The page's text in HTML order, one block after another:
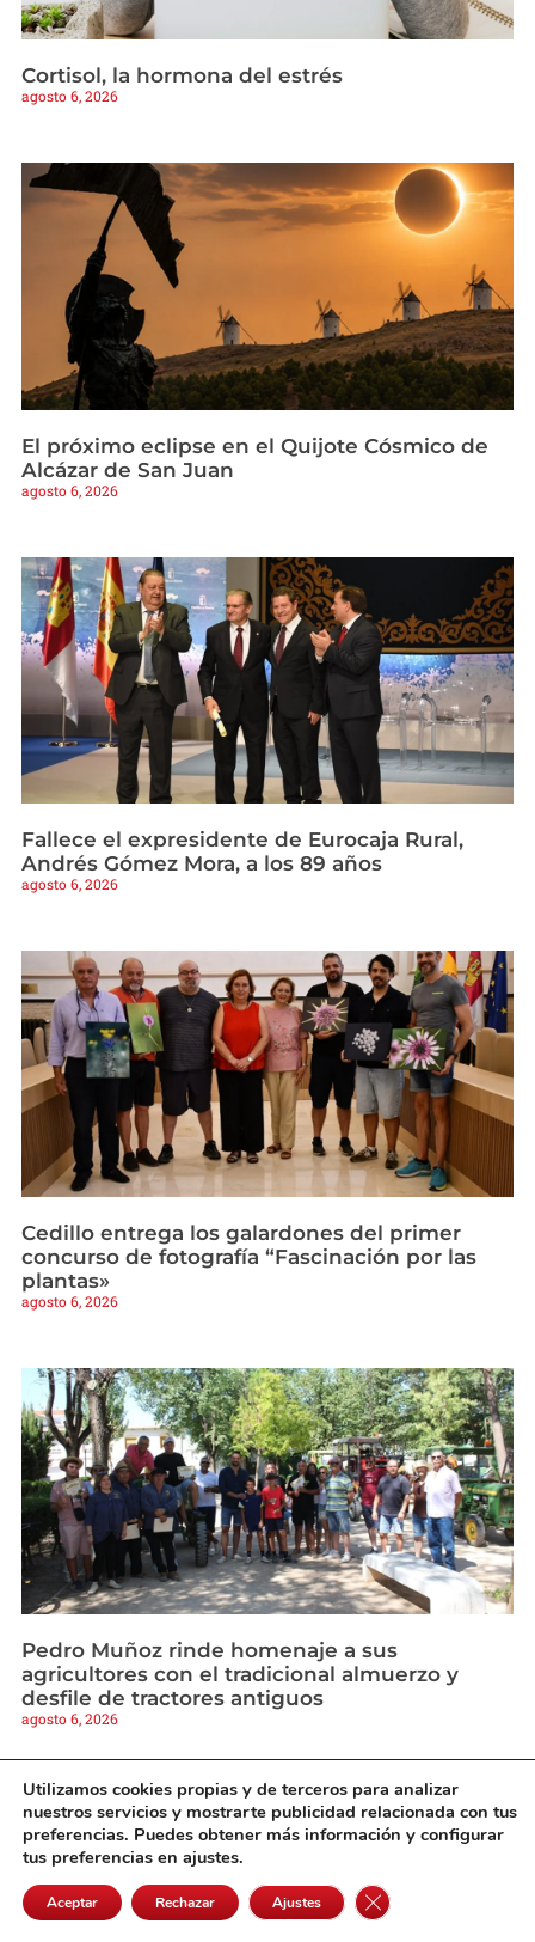
Cortisol, la hormona del estrés
agosto 6, 2026
El próximo eclipse en el Quijote Cósmico de
Alcázar de San Juan
agosto 6, 2026
Fallece el expresidente de Eurocaja Rural,
Andrés Gómez Mora, a los 89 años
agosto 6, 2026
Cedillo entrega los galardones del primer
concurso de fotografía “Fascinación por las
plantas»
agosto 6, 2026
Pedro Muñoz rinde homenaje a sus
agricultores con el tradicional almuerzo y
desfile de tractores antiguos
agosto 6, 2026
Utilizamos cookies propias y de terceros para analizar
nuestros servicios y mostrarte publicidad relacionada con tus
preferencias. Puedes obtener más información y configurar
tus preferencias en ajustes.
Aceptar Rechazar Ajustes Cerrar el banner de